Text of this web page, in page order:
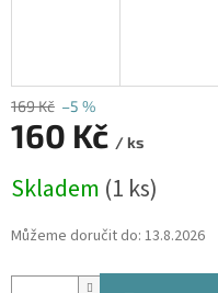
169 Kč –5 %
160 Kč / ks
cena:
Skladem (1 ks)
Můžeme doručit do: 13.8.2026